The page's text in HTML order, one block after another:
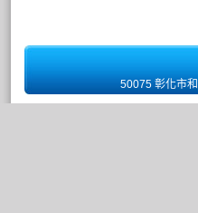
50075 彰化市